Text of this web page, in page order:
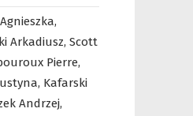
Arkadiusz, Scott
Pierre,
Kafarski
Andrzej,